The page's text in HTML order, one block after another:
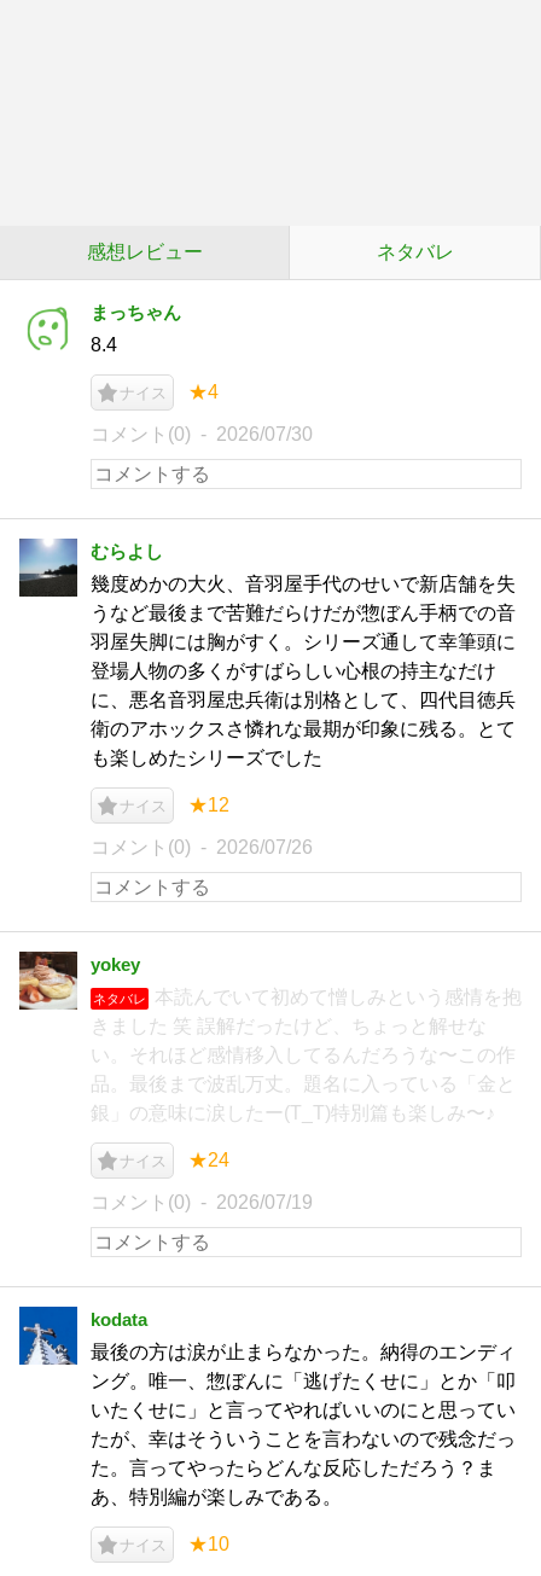
感想レビュー ネタバレ
まっちゃん
8.4
ナイス ★4
コメント(0) 2026/07/30
むらよし
幾度めかの大火、音羽屋手代のせいで新店舗を失
うなど最後まで苦難だらけだが惣ぼん手柄での音
羽屋失脚には胸がすく。シリーズ通して幸筆頭に
登場人物の多くがすばらしい心根の持主なだけ
に、悪名音羽屋忠兵衛は別格として、四代目徳兵
衛のアホックスさ憐れな最期が印象に残る。とて
も楽しめたシリーズでした
ナイス ★12
コメント(0) 2026/07/26
yokey
ネタバレ
本読んでいて初めて憎しみという感情を抱
きました 笑 誤解だったけど、ちょっと解せな
い。それほど感情移入してるんだろうな〜この作
品。最後まで波乱万丈。題名に入っている「金と
銀」の意味に涙したー(T_T)特別篇も楽しみ〜♪
ナイス ★24
コメント(0) 2026/07/19
kodata
最後の方は涙が止まらなかった。納得のエンディ
ング。唯一、惣ぼんに「逃げたくせに」とか「叩
いたくせに」と言ってやればいいのにと思ってい
たが、幸はそういうことを言わないので残念だっ
た。言ってやったらどんな反応しただろう？ま
あ、特別編が楽しみである。
ナイス ★10